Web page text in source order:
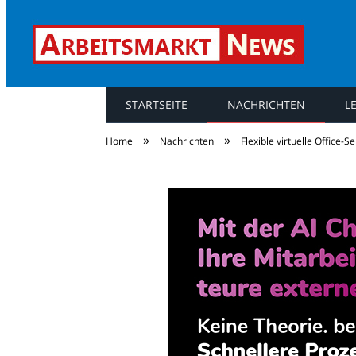
Arbeitsmarkt
STARTSEITE NACHRICHTEN
Home » Nachrichten » Flexible virtuelle Office-